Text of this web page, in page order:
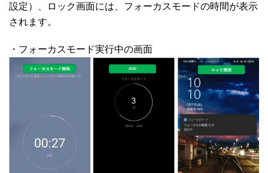
設定）、ロック画面には、フォーカスモードの時間が表示
されます。
・フォーカスモード実行中の画面